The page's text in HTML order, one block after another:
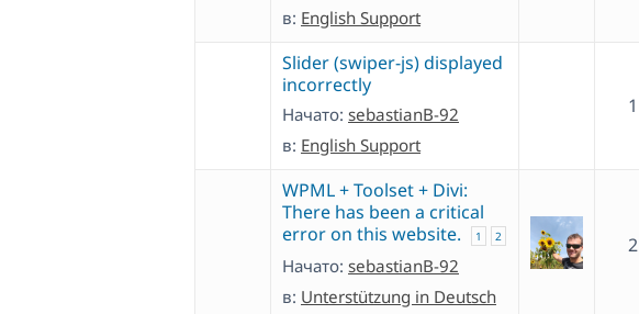
в: English Support
Slider (swiper-js) displayed
incorrectly
Начато: sebastianB-92
в: English Support
1
WPML + Toolset + Divi:
There has been a critical
error on this website.
1 2
Начато: sebastianB-92
в: Unterstützung in Deutsch
2